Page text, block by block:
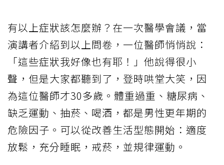
有以上症狀該怎麼辦？在一次醫學會議，當
演講者介紹到以上問卷，一位醫師悄悄說：
「這些症狀我好像也有耶！」他說得很小
聲，但是大家都聽到了，登時哄堂大笑，因
為這位醫師才30多歲。體重過重、糖尿病、
缺乏運動、抽菸、喝酒，都是男性更年期的
危險因子。可以從改善生活型態開始：適度
放鬆，充分睡眠，戒菸，並規律運動。